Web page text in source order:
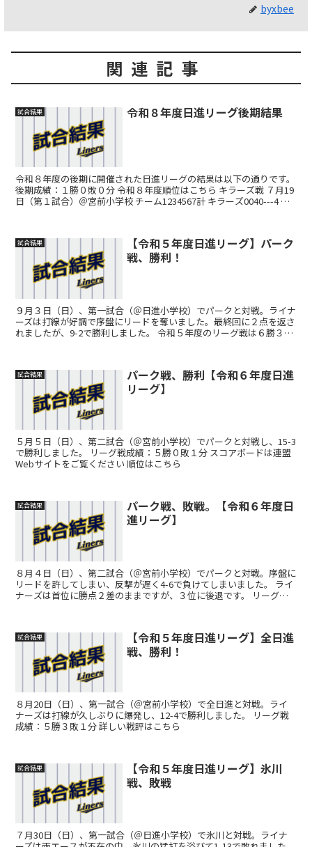
byxbee
関連記事
試合結果 令和８年度日進リーグ後期結果
令和８年度の後期に開催された日進リーグの結果は以下の通りです。
後期成績：１勝０敗０分 令和８年度順位はこちら キラーズ戦 ７月19
日（第１試合）＠宮前小学校 チーム1234567計 キラーズ0040---4 ラ
試合結果
【令和５年度日進リーグ】パーク
戦、勝利！
９月３日（日）、第一試合（＠日進小学校）でパークと対戦。ライナ
ーズは打線が好調で序盤にリードを奪いました。最終回に２点を返さ
れましたが、9-2で勝利しました。 令和５年度のリーグ戦は６勝３敗
試合結果
パーク戦、勝利【令和６年度日進
リーグ】
５月５日（日）、第二試合（＠宮前小学校）でパークと対戦し、15-3
で勝利しました。 リーグ戦成績：５勝０敗１分 スコアボードは連盟
Webサイトをご覧ください 順位はこちら
試合結果
パーク戦、敗戦。【令和６年度日
進リーグ】
８月４日（日）、第二試合（＠宮前小学校）でパークと対戦。序盤に
リードを許してしまい、反撃が遅く4-6で負けてしまいました。 ライ
ナーズは首位に勝点２差のままですが、３位に後退です。 リーグ戦
試合結果
【令和５年度日進リーグ】全日進
戦、勝利！
８月20日（日）、第一試合（＠宮前小学校）で全日進と対戦。ライ
ナーズは打線が久しぶりに爆発し、12-4で勝利しました。 リーグ戦
成績：５勝３敗１分 詳しい戦評はこちら
試合結果
【令和５年度日進リーグ】氷川
戦、敗戦
７月30日（日）、第一試合（＠日進小学校）で氷川と対戦。ライナ